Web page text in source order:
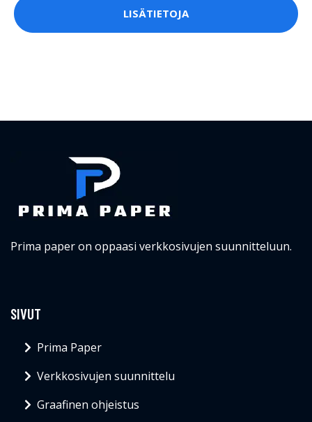
LISÄTIETOJA
Prima paper on oppaasi verkkosivujen suunnitteluun.
SIVUT
Prima Paper
Verkkosivujen suunnittelu
Graafinen ohjeistus